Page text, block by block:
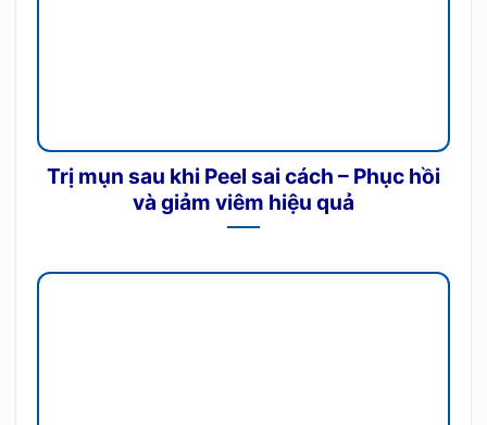
Trị mụn sau khi Peel sai cách – Phục hồi
và giảm viêm hiệu quả